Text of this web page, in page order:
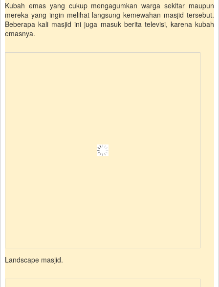
Kubah emas yang cukup mengagumkan warga sekitar maupun
mereka yang ingin melihat langsung kemewahan masjid tersebut.
Beberapa kali masjid ini juga masuk berita televisi, karena kubah
emasnya.
Landscape masjid.